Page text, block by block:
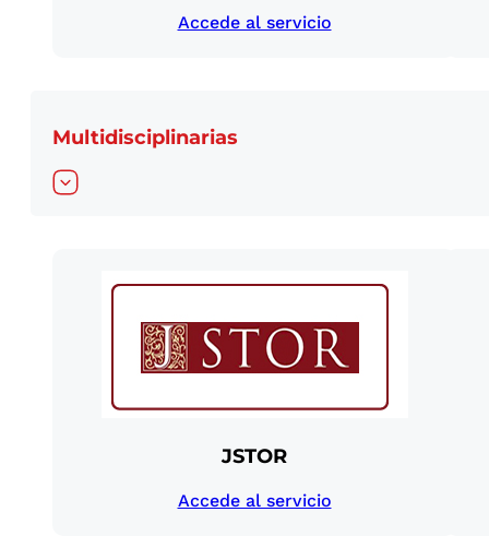
Accede al servicio
Multidisciplinarias
JSTOR
Accede al servicio